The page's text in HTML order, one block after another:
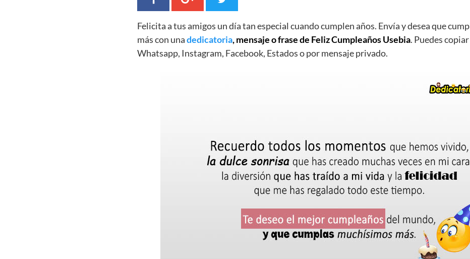
Felicita a tus amigos un día tan especial cuando cumplen años. Envía y desea que
más con unadedicatoria, mensaje o frase de Feliz Cumpleaños Usebia. Puedes
Whatsapp, Instagram, Facebook, Estados o por mensaje privado.